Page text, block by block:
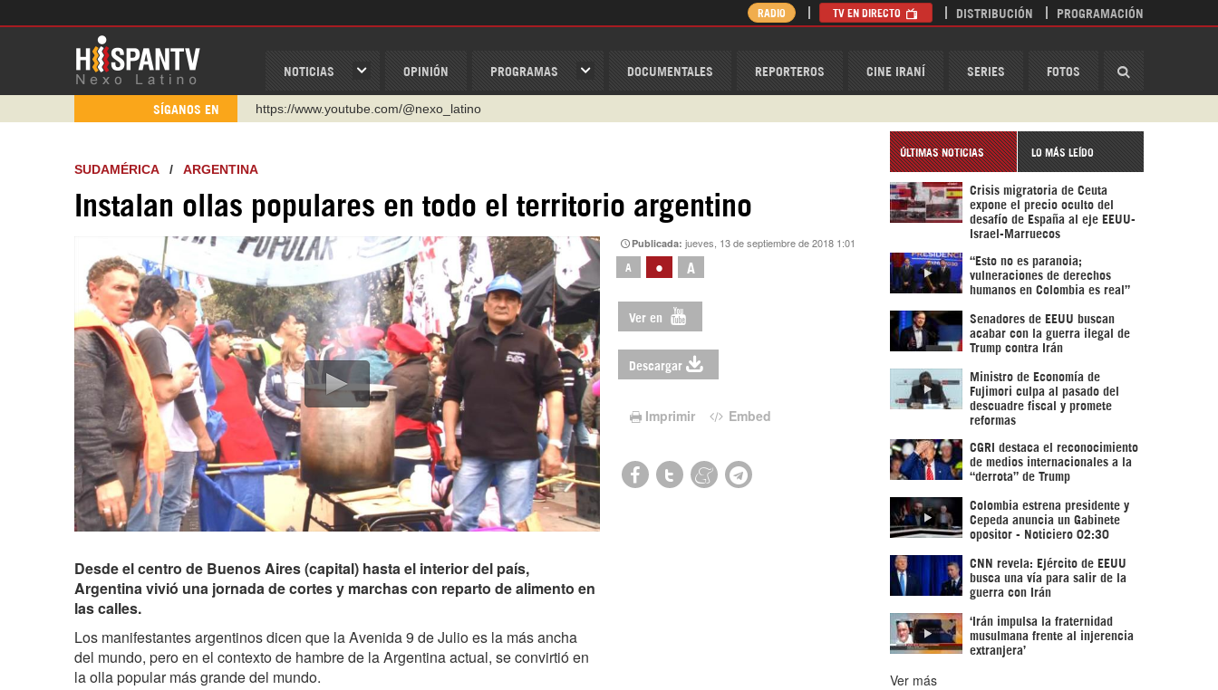
NOTICIAS OPINIÓN PROGRAMAS DOCUMENTALES REPORTEROS CINE IRANÍ SERIES FOTOS
RADIO TV EN DIRECTO DISTRIBUCIÓN PROGRAMACIÓN
SÍGANOS EN
https://www.youtube.com/@nexo_latino
WhatsApp y Viber: +98 921 79 29 404
Instagram como: hispan_tv
https://www.facebook.com/Nexolatino.Canal
SUDAMÉRICA/ ARGENTINA
Instalan ollas populares en todo el territorio argentino
Publicada:jueves, 13 de septiembre de 2018 1:01
A • A
Ver en
Descargar
Imprimir Embed
Desde el centro de Buenos Aires (capital) hasta el interior del país,
Argentina vivió una jornada de cortes y marchas con reparto de alimento en
las calles.
Los manifestantes argentinos dicen que la Avenida 9 de Julio es la más ancha
del mundo, pero en el contexto de hambre de la Argentina actual, se convirtió en
la olla popular más grande del mundo.
ÚLTIMAS NOTICIAS LO MÁS LEÍDO
Crisis migratoria de Ceuta
expone el precio oculto del
desafío de España al eje EEUU-
Israel-Marruecos
“Esto no es paranoia;
vulneraciones de derechos
humanos en Colombia es real”
Senadores de EEUU buscan
acabar con la guerra ilegal de
Trump contra Irán
Ministro de Economía de
Fujimori culpa al pasado del
descuadre fiscal y promete
reformas
CGRI destaca el reconocimiento
de medios internacionales a la
“derrota” de Trump
Colombia estrena presidente y
Cepeda anuncia un Gabinete
opositor - Noticiero 02:30
CNN revela: Ejército de EEUU
busca una vía para salir de la
guerra con Irán
‘Irán impulsa la fraternidad
musulmana frente al injerencia
extranjera’
Ver más